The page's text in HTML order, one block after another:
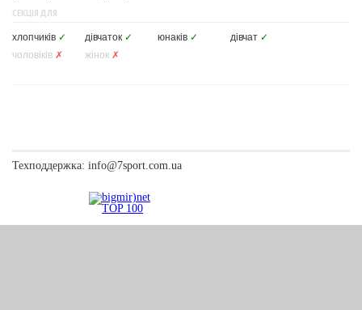
СЕКЦІЯ ДЛЯ
хлопчиків ✓ дівчаток ✓ юнаків ✓ дівчат ✓
чоловіків ✗ жінок ✗
Техподдержка: info@7sport.com.ua